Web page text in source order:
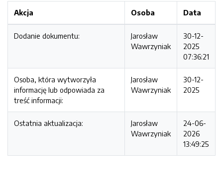
Akcja Osoba Data
Dodanie dokumentu:
Jarosław
Wawrzyniak
30-12-
2025
07:36:21
Osoba, która wytworzyła
informację lub odpowiada za
treść informacji:
Jarosław
Wawrzyniak
30-12-
2025
Ostatnia aktualizacja:
Jarosław
Wawrzyniak
24-06-
2026
13:49:25